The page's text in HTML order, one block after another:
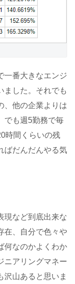
一番大きなエンジ
ました。それでも
、他の企業よりは
でも週5勤務で毎
時間くらいの残
ばだんだんやる気
現など到底出来な
在、自分で色々や
何なのかよくわか
ニアリングマネー
沢山あると思いま